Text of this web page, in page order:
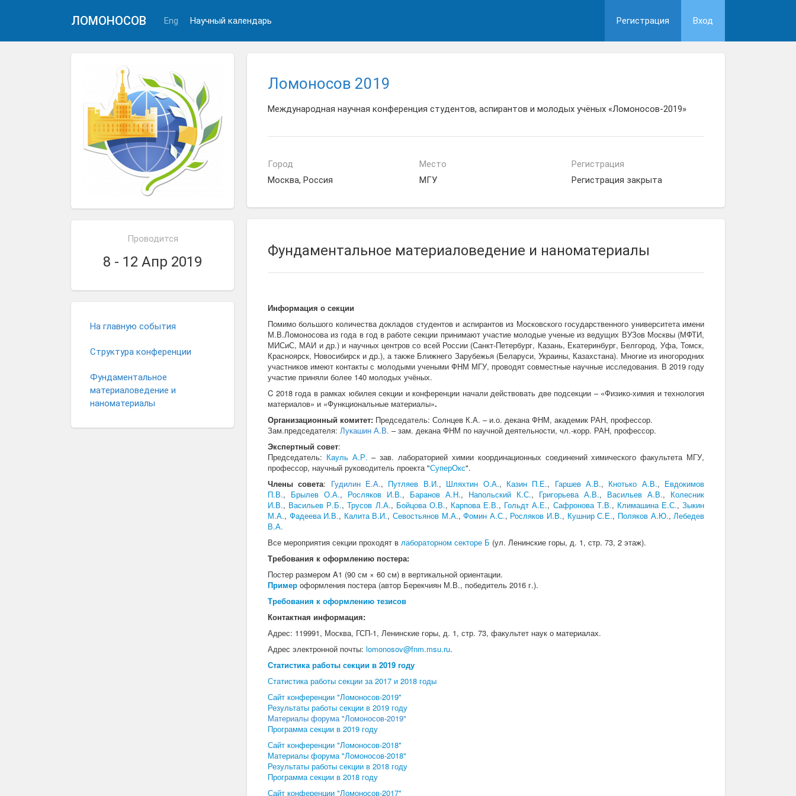
ЛОМОНОСОВ Eng Научный календарь Регистрация Вход
Проводится
8 - 12 Апр 2019
На главную события
Структура конференции
Фундаментальное
материаловедение и
наноматериалы
Ломоносов 2019
Международная научная конференция студентов, аспирантов и молодых учёных «Ломоносов-2019»
Город
Москва, Россия
Место
МГУ
Регистрация
Регистрация закрыта
Фундаментальное материаловедение и наноматериалы
Информация о секции
Помимо большого количества докладов студентов и аспирантов из Московского государственного университета имени
М.В.Ломоносова из года в год в работе секции принимают участие молодые ученые из ведущих ВУЗов Москвы (МФТИ,
МИСиС, МАИ и др.) и научных центров со всей России (Санкт-Петербург, Казань, Екатеринбург, Белгород, Уфа, Томск,
Красноярск, Новосибирск и др.), а также Ближнего Зарубежья (Беларуси, Украины, Казахстана). Многие из иногородних
участников имеют контакты с молодыми учеными ФНМ МГУ, проводят совместные научные исследования. В 2019 году
участие приняли более 140 молодых учёных.
C 2018 года в рамках юбилея секции и конференции начали действовать две подсекции – «Физико-химия и технология
материалов» и «Функциональные материалы».
Организационный комитет: Председатель: Солнцев К.А. – и.о. декана ФНМ, академик РАН, профессор.
Зам.председателя: Лукашин А.В. – зам. декана ФНМ по научной деятельности, чл.-корр. РАН, профессор.
Экспертный совет:
Председатель: Кауль А.Р. – зав. лабораторией химии координационных соединений химического факультета МГУ,
профессор, научный руководитель проекта "СуперОкс".
Члены совета: Гудилин Е.А., Путляев В.И., Шляхтин О.А., Казин П.Е., Гаршев А.В., Кнотько А.В., Евдокимов
П.В., Брылев О.А., Росляков И.В., Баранов А.Н., Напольский К.С., Григорьева А.В., Васильев А.В., Колесник
И.В., Васильев Р.Б.,Трусов Л.А., Бойцова О.В., Карпова Е.В., Гольдт А.Е., Сафронова Т.В., Климашина Е.С.,Зыкин
М.А., Фадеева И.В., Калита В.И.,Севостьянов М.А.,Фомин А.С., Росляков И.В., Кушнир С.Е., Поляков А.Ю.,Лебедев
В.А.
Все мероприятия секции проходят в лабораторном секторе Б (ул. Ленинские горы, д. 1, стр. 73, 2 этаж).
Требования к оформлению постера:
Постер размером A1 (90 см × 60 см) в вертикальной ориентации.
Пример оформления постера (автор Берекчиян М.В., победитель 2016 г.).
Требования к оформлению тезисов
Контактная информация:
Адрес: 119991, Москва, ГСП-1, Ленинские горы, д. 1, стр. 73, факультет наук о материалах.
Адрес электронной почты: lomonosov@fnm.msu.ru.
Статистика работы секции в 2019 году
Статистика работы секции за 2017 и 2018 годы
Сайт конференции "Ломоносов-2019"
Результаты работы секции в 2019 году
Материалы форума "Ломоносов-2019"
Программа секции в 2019 году
Сайт конференции "Ломоносов-2018"
Материалы форума "Ломоносов-2018"
Результаты работы секции в 2018 году
Программа секции в 2018 году
Сайт конференции "Ломоносов-2017"